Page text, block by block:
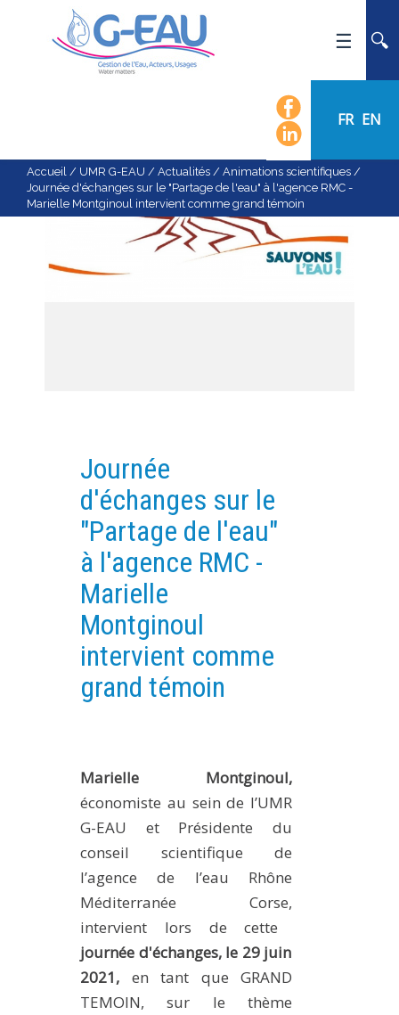
FR EN
ACTUALITÉS
AGENDA
CALENDRIER DES ÉVÈNEMENTS
PROJETS EN COURS
PROJETS TERMINÉS
NOS RÉSEAUX SCIENTIFIQUES ET TECHNIQUES
SÉMINAIRES RÉGULIERS
FORMATION
MASTER
INGÉNIEUR
FORMATION CONTINUE
PRODUCTION
PUBLICATIONS SUR HAL
NOTES THÉMATIQUES
Accueil / UMR G-EAU / Actualités / Animations scientifiques /
Journée d'échanges sur le "Partage de l'eau" à l'agence RMC -
Marielle Montginoul intervient comme grand témoin
Journée
d'échanges sur le
"Partage de l'eau"
à l'agence RMC -
Marielle
Montginoul
intervient comme
grand témoin
Marielle Montginoul,
économiste au sein de l’UMR
G-EAU et Présidente du
conseil scientifique de
l’agence de l’eau Rhône
Méditerranée Corse,
intervient lors de cette
journée d'échanges, le 29 juin
2021, en tant que GRAND
TEMOIN, sur le thème